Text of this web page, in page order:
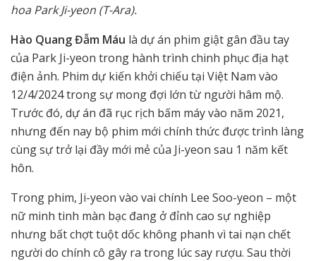
hoa Park Ji-yeon (T-Ara).
Hào Quang Đẫm Máu là dự án phim giật gân đầu tay
của Park Ji-yeon trong hành trình chinh phục địa hạt
điện ảnh. Phim dự kiến khởi chiếu tại Việt Nam vào
12/4/2024 trong sự mong đợi lớn từ người hâm mộ.
Trước đó, dự án đã rục rịch bấm máy vào năm 2021,
nhưng đến nay bộ phim mới chính thức được trình làng
cùng sự trở lại đầy mới mẻ của Ji-yeon sau 1 năm kết
hôn.
Trong phim, Ji-yeon vào vai chính Lee Soo-yeon – một
nữ minh tinh màn bạc đang ở đỉnh cao sự nghiệp
nhưng bất chợt tuột dốc không phanh vì tai nạn chết
người do chính cô gây ra trong lúc say rượu. Sau thời